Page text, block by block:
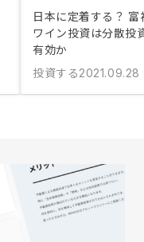
日本に定着する？
ワイン投資は分散投
有効か
投資する2021.09.28